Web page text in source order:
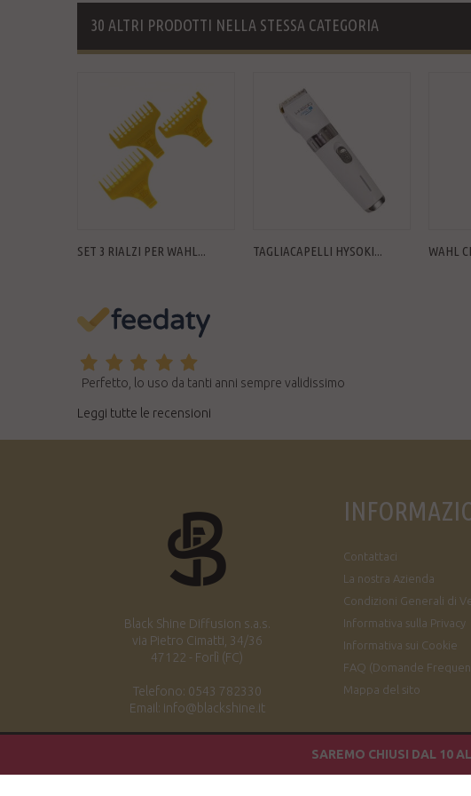
SAREMO CHIUSI DAL 10
30 ALTRI PRODOTTI NELLA STESSA CATEGORIA
SET 3 RIALZI PER WAHL... TAGLIACAPELLI HYSOKI... WAHL
Perfetto, lo uso da tanti anni sempre validissimo
Leggi tutte le recensioni
Black Shine Diffusion s.a.s.
via Pietro Cimatti, 34/36
47122 - Forlì (FC)
Telefono: 0543 782330
Email: info@blackshine.it
Contattaci
La nostra Azienda
Condizioni Generali di
Informativa sulla Privacy
Informativa sui Cookie
FAQ (Domande
Mappa del sito